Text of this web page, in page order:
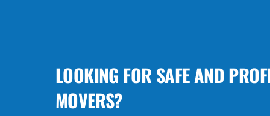
LOOKING FOR SAFE AND
MOVERS?